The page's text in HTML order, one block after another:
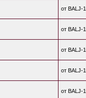
от BALJ-
от BALJ-
от BALJ-
от BALJ-
от BALJ-